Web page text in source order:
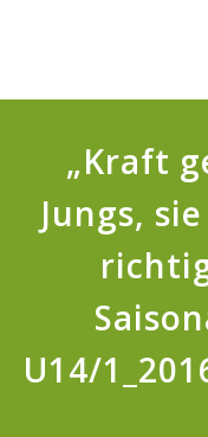
„Kraft
Jungs,
U14/